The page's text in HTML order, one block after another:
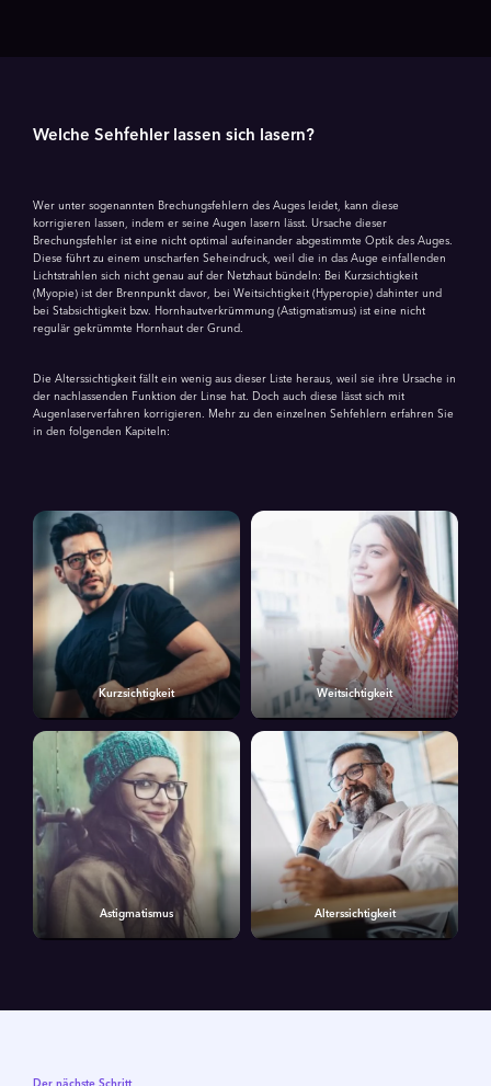
Welche Sehfehler lassen sich lasern?
Wer unter sogenannten Brechungsfehlern des Auges leidet, kann diese
korrigieren lassen, indem er seine Augen lasern lässt. Ursache dieser
Brechungsfehler ist eine nicht optimal aufeinander abgestimmte Optik des Auges.
Diese führt zu einem unscharfen Seheindruck, weil die in das Auge einfallenden
Lichtstrahlen sich nicht genau auf der Netzhaut bündeln: Bei Kurzsichtigkeit
(Myopie) ist der Brennpunkt davor, bei Weitsichtigkeit (Hyperopie) dahinter und
bei Stabsichtigkeit bzw. Hornhautverkrümmung (Astigmatismus) ist eine nicht
regulär gekrümmte Hornhaut der Grund.
Die Alterssichtigkeit fällt ein wenig aus dieser Liste heraus, weil sie ihre Ursache in
der nachlassenden Funktion der Linse hat. Doch auch diese lässt sich mit
Augenlaserverfahren korrigieren. Mehr zu den einzelnen Sehfehlern erfahren Sie
in den folgenden Kapiteln:
Kurzsichtigkeit Weitsichtigkeit
Astigmatismus Alterssichtigkeit
Der nächste Schritt